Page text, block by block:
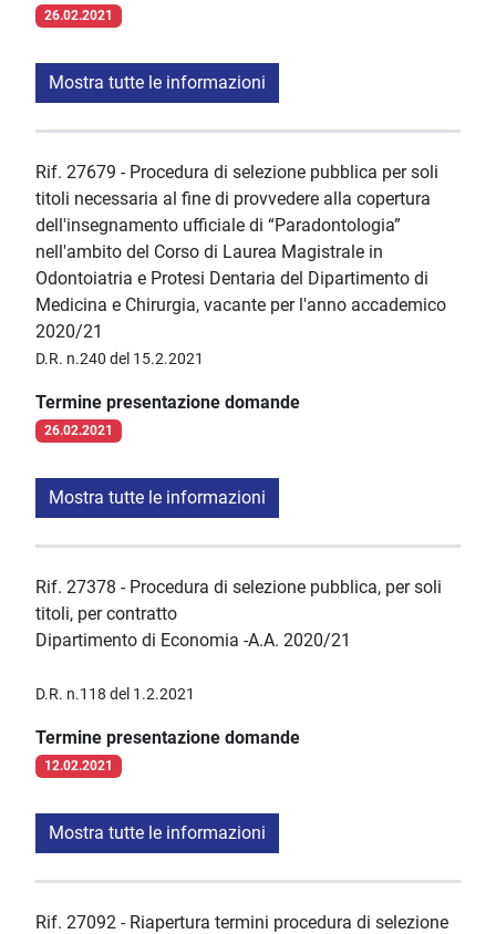
26.02.2021
Mostra tutte le informazioni
Rif. 27679 - Procedura di selezione pubblica per soli
titoli necessaria al fine di provvedere alla copertura
dell'insegnamento ufficiale di “Paradontologia”
nell'ambito del Corso di Laurea Magistrale in
Odontoiatria e Protesi Dentaria del Dipartimento di
Medicina e Chirurgia, vacante per l'anno accademico
2020/21
D.R. n.240 del 15.2.2021
Termine presentazione domande
26.02.2021
Mostra tutte le informazioni
Rif. 27378 - Procedura di selezione pubblica, per soli
titoli, per contratto
Dipartimento di Economia -A.A. 2020/21
D.R. n.118 del 1.2.2021
Termine presentazione domande
12.02.2021
Mostra tutte le informazioni
Rif. 27092 - Riapertura termini procedura di selezione